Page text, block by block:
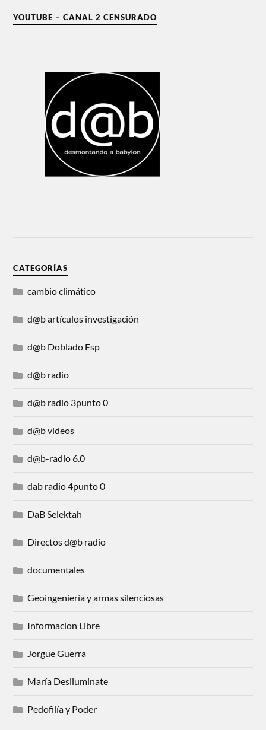
YOUTUBE – CANAL 2 CENSURADO
CATEGORÍAS
cambio climático
d@b artículos investigación
d@b Doblado Esp
d@b radio
d@b radio 3punto 0
d@b videos
d@b-radio 6.0
dab radio 4punto 0
DaB Selektah
Directos d@b radio
documentales
Geoingeniería y armas silenciosas
Informacion Libre
Jorgue Guerra
María Desiluminate
Pedofilía y Poder